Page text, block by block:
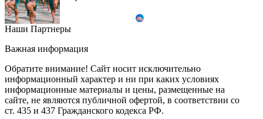
Ролик из Омска: вы
i
Королева вагона
отожгла! Видео не
оставит равнодушным
Наши Партнеры
Важная информация
Обратите внимание! Сайт носит исключительно
информационный характер и ни при каких условиях
информационные материалы и цены, размещенные на
сайте, не являются публичной офертой, в соответствии со
ст. 435 и 437 Гражданского кодекса РФ.